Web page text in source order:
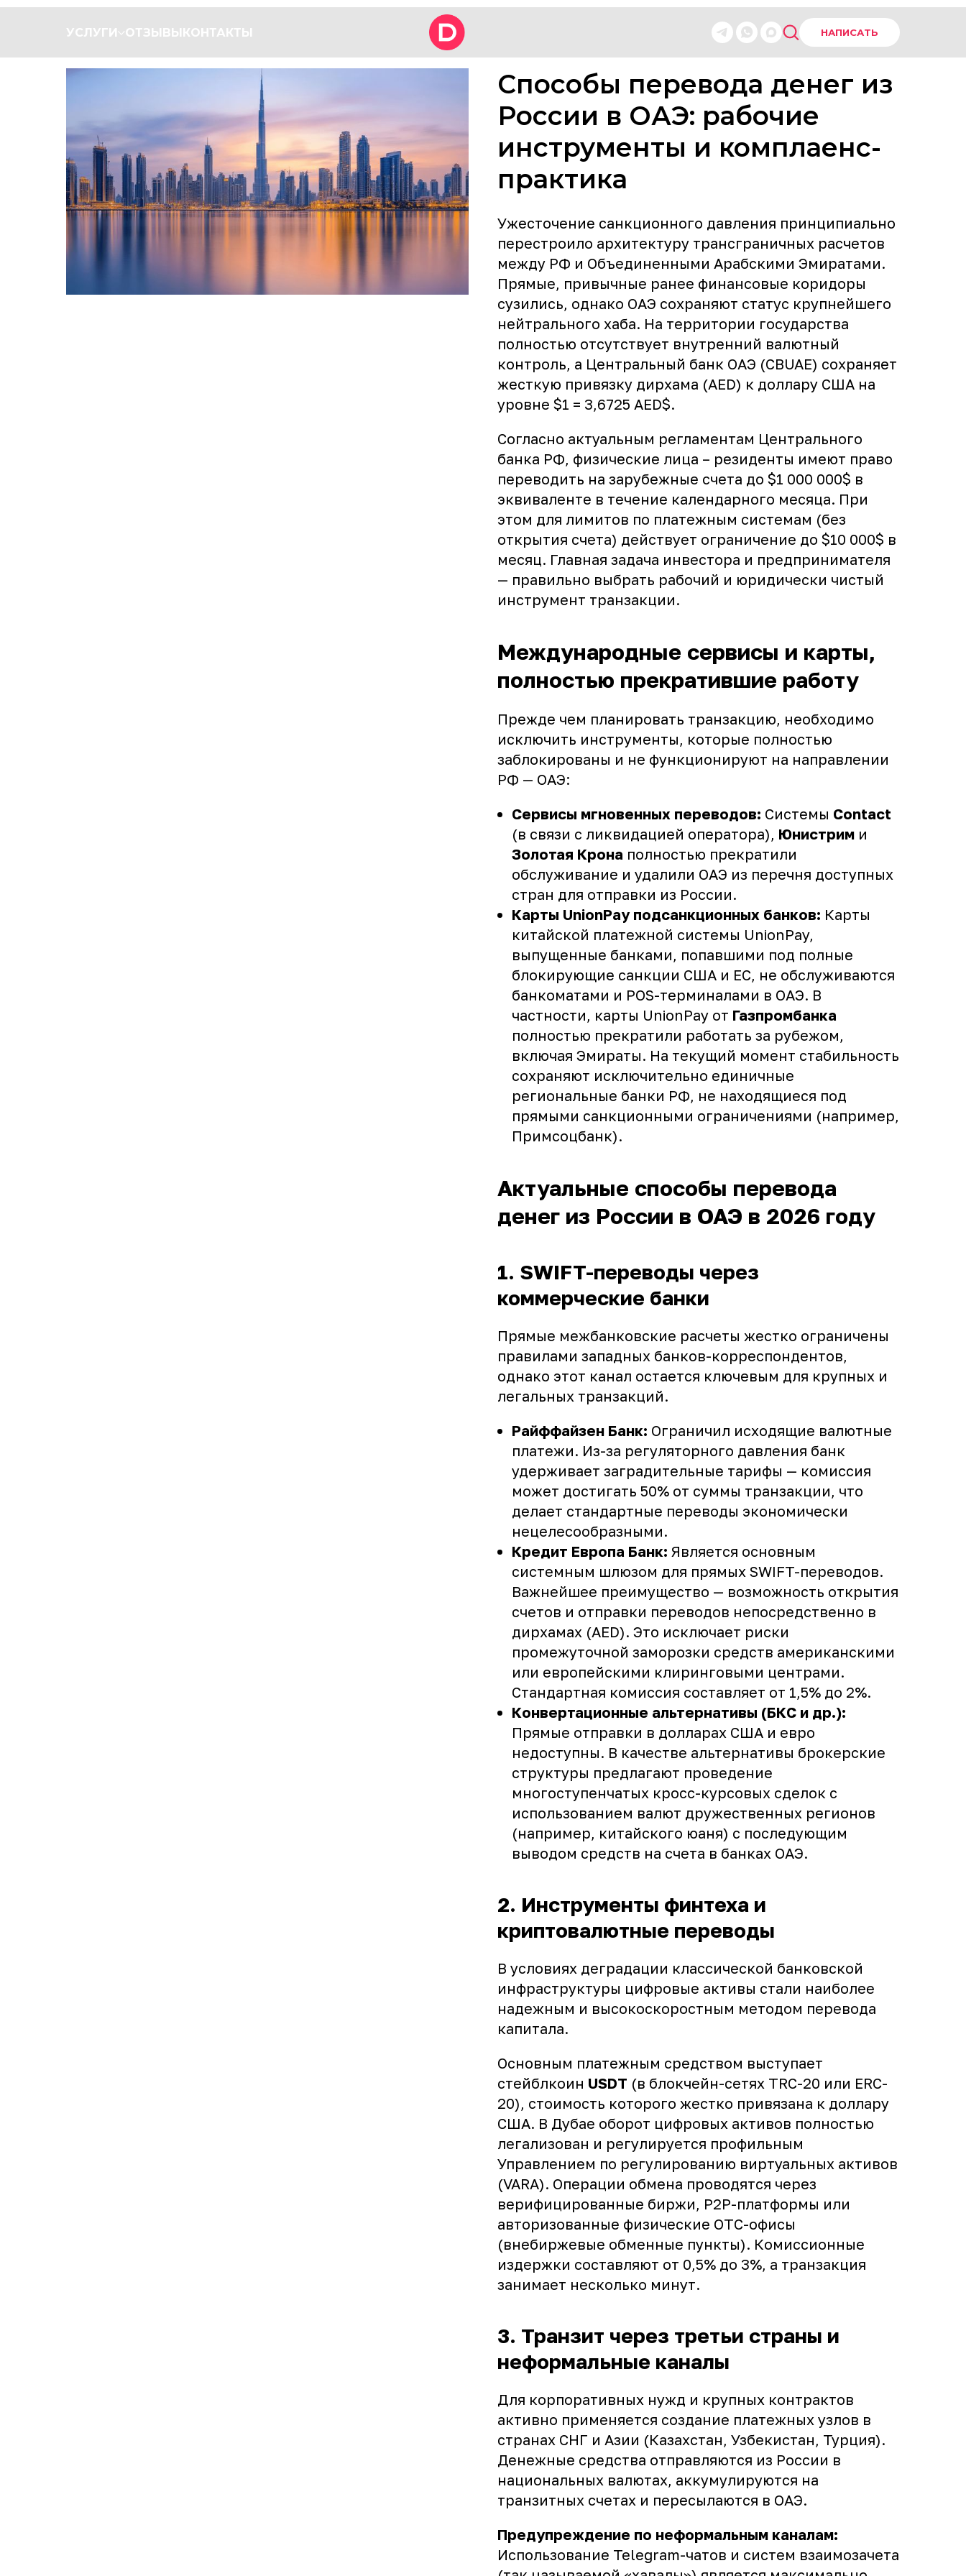
УСЛУГИ ОТЗЫВЫКОНТАКТЫ НАПИСАТЬ
Способы перевода денег из
России в ОАЭ: рабочие
инструменты и комплаенс-
практика
Ужесточение санкционного давления принципиально
перестроило архитектуру трансграничных расчетов
между РФ и Объединенными Арабскими Эмиратами.
Прямые, привычные ранее финансовые коридоры
сузились, однако ОАЭ сохраняют статус крупнейшего
нейтрального хаба. На территории государства
полностью отсутствует внутренний валютный
контроль, а Центральный банк ОАЭ (CBUAE) сохраняет
жесткую привязку дирхама (AED) к доллару США на
уровне $1 = 3,6725 AED$.
Согласно актуальным регламентам Центрального
банка РФ, физические лица – резиденты имеют право
переводить на зарубежные счета до $1 000 000$ в
эквиваленте в течение календарного месяца. При
этом для лимитов по платежным системам (без
открытия счета) действует ограничение до $10 000$ в
месяц. Главная задача инвестора и предпринимателя
— правильно выбрать рабочий и юридически чистый
инструмент транзакции.
Международные сервисы и карты,
полностью прекратившие работу
Прежде чем планировать транзакцию, необходимо
исключить инструменты, которые полностью
заблокированы и не функционируют на направлении
РФ — ОАЭ:
Сервисы мгновенных переводов: Системы Contact
(в связи с ликвидацией оператора), Юнистрим и
Золотая Крона полностью прекратили
обслуживание и удалили ОАЭ из перечня доступных
стран для отправки из России.
Карты UnionPay подсанкционных банков: Карты
китайской платежной системы UnionPay,
выпущенные банками, попавшими под полные
блокирующие санкции США и ЕС, не обслуживаются
банкоматами и POS-терминалами в ОАЭ. В
частности, карты UnionPay от Газпромбанка
полностью прекратили работать за рубежом,
включая Эмираты. На текущий момент стабильность
сохраняют исключительно единичные
региональные банки РФ, не находящиеся под
прямыми санкционными ограничениями (например,
Примсоцбанк).
Актуальные способы перевода
денег из России в ОАЭ в 2026 году
1. SWIFT-переводы через
коммерческие банки
Прямые межбанковские расчеты жестко ограничены
правилами западных банков-корреспондентов,
однако этот канал остается ключевым для крупных и
легальных транзакций.
Райффайзен Банк: Ограничил исходящие валютные
платежи. Из-за регуляторного давления банк
удерживает заградительные тарифы — комиссия
может достигать 50% от суммы транзакции, что
делает стандартные переводы экономически
нецелесообразными.
Кредит Европа Банк: Является основным
системным шлюзом для прямых SWIFT-переводов.
Важнейшее преимущество — возможность открытия
счетов и отправки переводов непосредственно в
дирхамах (AED). Это исключает риски
промежуточной заморозки средств американскими
или европейскими клиринговыми центрами.
Стандартная комиссия составляет от 1,5% до 2%.
Конвертационные альтернативы (БКС и др.):
Прямые отправки в долларах США и евро
недоступны. В качестве альтернативы брокерские
структуры предлагают проведение
многоступенчатых кросс-курсовых сделок с
использованием валют дружественных регионов
(например, китайского юаня) с последующим
выводом средств на счета в банках ОАЭ.
2. Инструменты финтеха и
криптовалютные переводы
В условиях деградации классической банковской
инфраструктуры цифровые активы стали наиболее
надежным и высокоскоростным методом перевода
капитала.
Основным платежным средством выступает
стейблкоин USDT (в блокчейн-сетях TRC-20 или ERC-
20), стоимость которого жестко привязана к доллару
США. В Дубае оборот цифровых активов полностью
легализован и регулируется профильным
Управлением по регулированию виртуальных активов
(VARA). Операции обмена проводятся через
верифицированные биржи, P2P-платформы или
авторизованные физические OTC-офисы
(внебиржевые обменные пункты). Комиссионные
издержки составляют от 0,5% до 3%, а транзакция
занимает несколько минут.
3. Транзит через третьи страны и
неформальные каналы
Для корпоративных нужд и крупных контрактов
активно применяется создание платежных узлов в
странах СНГ и Азии (Казахстан, Узбекистан, Турция).
Денежные средства отправляются из России в
национальных валютах, аккумулируются на
транзитных счетах и пересылаются в ОАЭ.
Предупреждение по неформальным каналам:
Использование Telegram-чатов и систем взаимозачета